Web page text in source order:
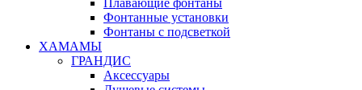
Плавающие фонтаны
Фонтанные установки
Фонтаны с подсветкой
ХАМАМЫ
ГРАНДИС
Аксессуары